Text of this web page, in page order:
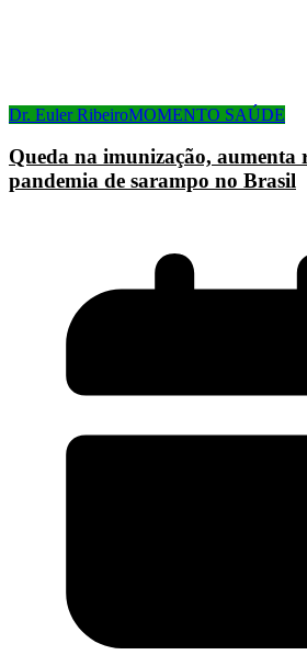
Dr. Euler RibeiroMOMENTO SAÚDE
Queda na imunização, aumenta
pandemia de sarampo no Brasil